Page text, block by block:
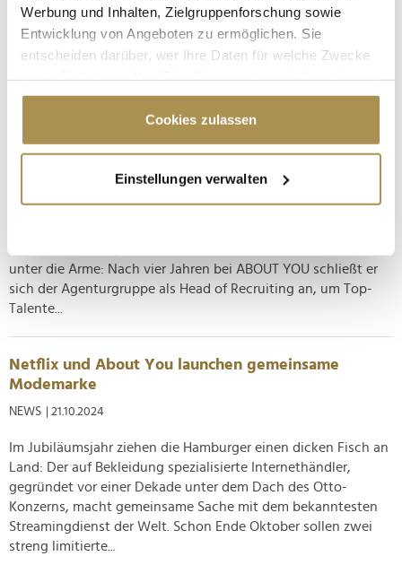
Werbung und Inhalten, Zielgruppenforschung sowie
Entwicklung von Angeboten zu ermöglichen. Sie
entscheiden darüber, wer Ihre Daten für welche Zwecke
Cookie-Erklärung oder durch Klicken auf das Privacy
Trigger Symbol ändern oder widerrufen
Informationen über Ihre geografische Lage
erfassen, welche bis auf einige Meter genau sein
bestimmten Merkmalen (Fingerprinting) identifizieren
Erfahren Sie mehr darüber, wie Ihre persönlichen Daten
Abschnitt Einzelheitenfest.
Wir verwenden Cookies, um Inhalte und Anzeigen zu
personalisieren, Funktionen für soziale Medien anbieten
analysieren. Außerdem geben wir Informationen zu Ihrer
Verwendung unserer Website an unsere Partner für
soziale Medien, Werbung und Analysen weiter. Unsere
Partner führen diese Informationen möglicherweise mit
weiteren Daten zusammen, die Sie ihnen bereitgestellt
haben oder die sie im Rahmen Ihrer Nutzung der Dienste
Cookies zulassen
Einstellungen verwalten
der letzten Jahre. Zwei ehemalige Konkurrenten schließen
sich zusammen, um den europäischen Modemarkt neu zu
definieren. Im ersten gemeinsamen Interview geben die
Hendrik Schröder verstärkt Publicis als Head of
Recruiting
Laut Hendrik Schröder ist die "Talentgewinnung eine der
unter die Arme: Nach vier Jahren bei ABOUT YOU schließt er
sich der Agenturgruppe als Head of Recruiting an, um Top-
Talente...
Netflix und About You launchen gemeinsame
Modemarke
NEWS | 21.10.2024
Im Jubiläumsjahr ziehen die Hamburger einen dicken Fisch an
Land: Der auf Bekleidung spezialisierte Internethändler,
gegründet vor einer Dekade unter dem Dach des Otto-
Konzerns, macht gemeinsame Sache mit dem bekanntesten
Streamingdienst der Welt. Schon Ende Oktober sollen zwei
streng limitierte...